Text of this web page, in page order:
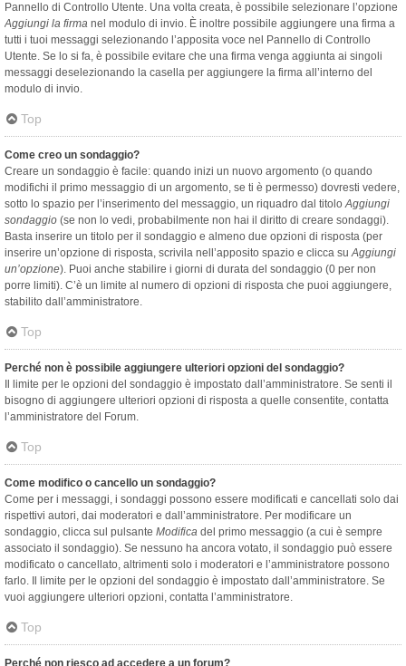
Pannello di Controllo Utente. Una volta creata, è possibile selezionare l’opzione
Aggiungi la firma nel modulo di invio. È inoltre possibile aggiungere una firma a
tutti i tuoi messaggi selezionando l’apposita voce nel Pannello di Controllo
Utente. Se lo si fa, è possibile evitare che una firma venga aggiunta ai singoli
messaggi deselezionando la casella per aggiungere la firma all’interno del
modulo di invio.
Top
Come creo un sondaggio?
Creare un sondaggio è facile: quando inizi un nuovo argomento (o quando
modifichi il primo messaggio di un argomento, se ti è permesso) dovresti vedere,
sotto lo spazio per l’inserimento del messaggio, un riquadro dal titoloAggiungi
sondaggio (se non lo vedi, probabilmente non hai il diritto di creare sondaggi).
Basta inserire un titolo per il sondaggio e almeno due opzioni di risposta (per
inserire un’opzione di risposta, scrivila nell’apposito spazio e clicca suAggiungi
un’opzione). Puoi anche stabilire i giorni di durata del sondaggio (0 per non
porre limiti). C’è un limite al numero di opzioni di risposta che puoi aggiungere,
stabilito dall’amministratore.
Top
Perché non è possibile aggiungere ulteriori opzioni del sondaggio?
Il limite per le opzioni del sondaggio è impostato dall’amministratore. Se senti il
bisogno di aggiungere ulteriori opzioni di risposta a quelle consentite, contatta
l’amministratore del Forum.
Top
Come modifico o cancello un sondaggio?
Come per i messaggi, i sondaggi possono essere modificati e cancellati solo dai
rispettivi autori, dai moderatori e dall’amministratore. Per modificare un
sondaggio, clicca sul pulsante Modifica del primo messaggio (a cui è sempre
associato il sondaggio). Se nessuno ha ancora votato, il sondaggio può essere
modificato o cancellato, altrimenti solo i moderatori e l’amministratore possono
farlo. Il limite per le opzioni del sondaggio è impostato dall’amministratore. Se
vuoi aggiungere ulteriori opzioni, contatta l’amministratore.
Top
Perché non riesco ad accedere a un forum?